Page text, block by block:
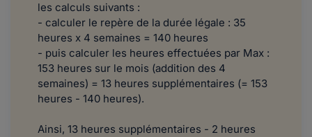
les calculs suivants :
- calculer le repère de la durée légale : 35
heures x 4 semaines = 140 heures
- puis calculer les heures effectuées par Max :
153 heures sur le mois (addition des 4
semaines) = 13 heures supplémentaires (= 153
heures - 140 heures).
Ainsi, 13 heures supplémentaires - 2 heures